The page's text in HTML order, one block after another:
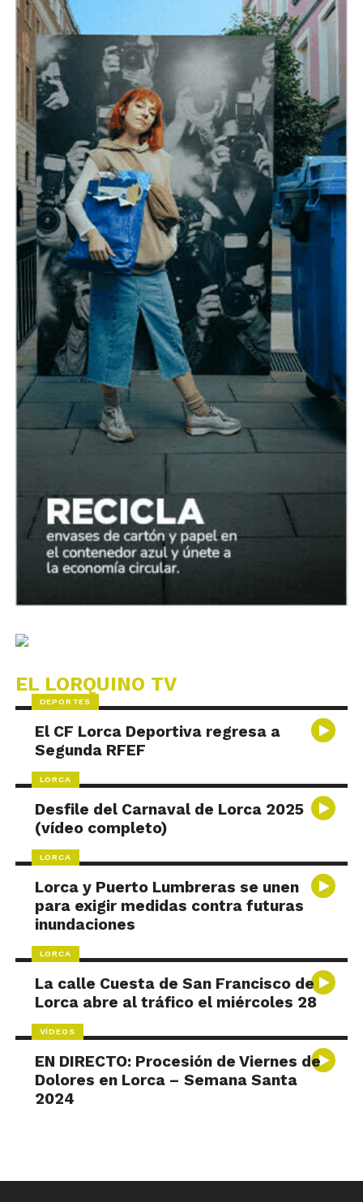
EL LORQUINO TV
DEPORTES
El CF Lorca Deportiva regresa a
Segunda RFEF
LORCA
Desfile del Carnaval de Lorca 2025
(vídeo completo)
LORCA
Lorca y Puerto Lumbreras se unen
para exigir medidas contra futuras
inundaciones
LORCA
La calle Cuesta de San Francisco de
Lorca abre al tráfico el miércoles 28
VÍDEOS
EN DIRECTO: Procesión de Viernes de
Dolores en Lorca – Semana Santa
2024